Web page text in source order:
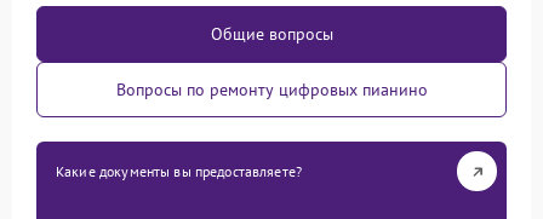
Общие вопросы
Вопросы по ремонту цифровых пианино
Какие документы вы предоставляете?